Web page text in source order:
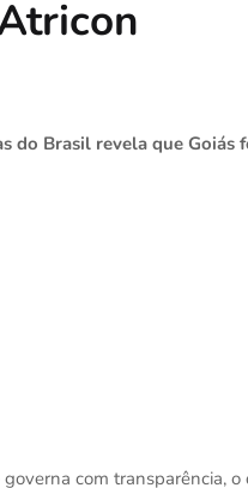
do Brasil revela que
com transparência,